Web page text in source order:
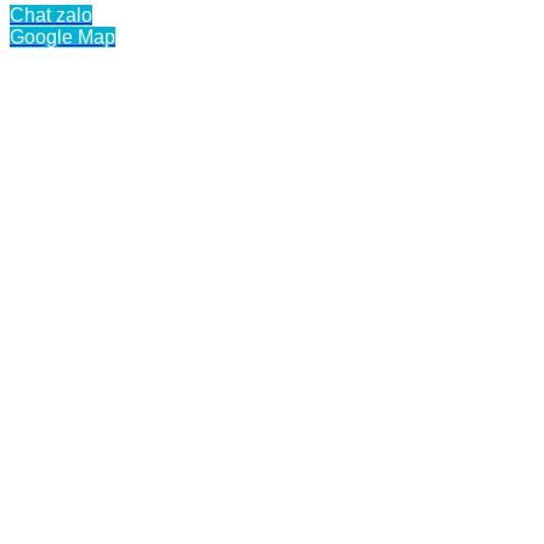
Chat zalo
Google Map